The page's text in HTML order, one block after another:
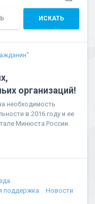
ИСКАТЬ
организаций!
необходимость
в 2016 году и ее
Минюста России.
поддержка
Новости